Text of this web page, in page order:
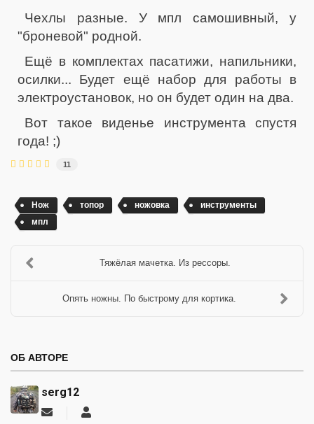
Чехлы разные. У мпл самошивный, у
"броневой" родной.
Ещё в комплектах пасатижи, напильники,
осилки... Будет ещё набор для работы в
электроустановок, но он будет один на два.
Вот такое виденье инструмента спустя
года! ;)
11
Нож топор ножовка
инструменты
мпл
Тяжёлая мачетка. Из рессоры.
Опять ножны. По быстрому для кортика.
ОБ АВТОРЕ
serg12
Подписаться